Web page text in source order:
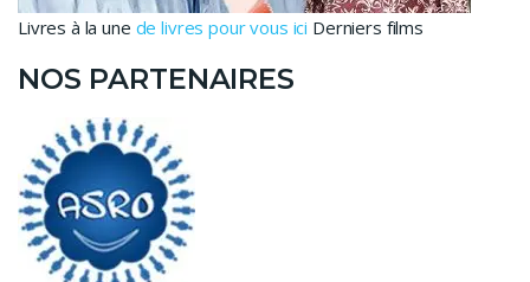
Livres à la une de livres pour vous ici Derniers films
NOS PARTENAIRES